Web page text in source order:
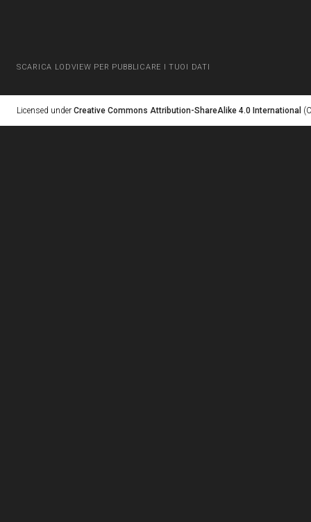
SCARICA LODVIEW PER PUBBLICARE I TUOI DATI
Licensed under Creative Commons Attribution-ShareAlike 4.0 International